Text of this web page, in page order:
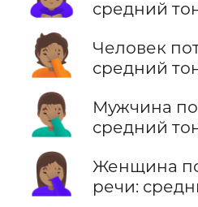
средний
🤦🏽
Человек
средний
🤦🏽‍♂️
Мужчина
средний
🤦🏽‍♀️
Женщина
речи: